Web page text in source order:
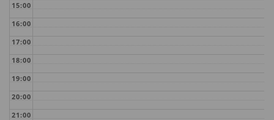
15:00
16:00
17:00
18:00
19:00
20:00
21:00